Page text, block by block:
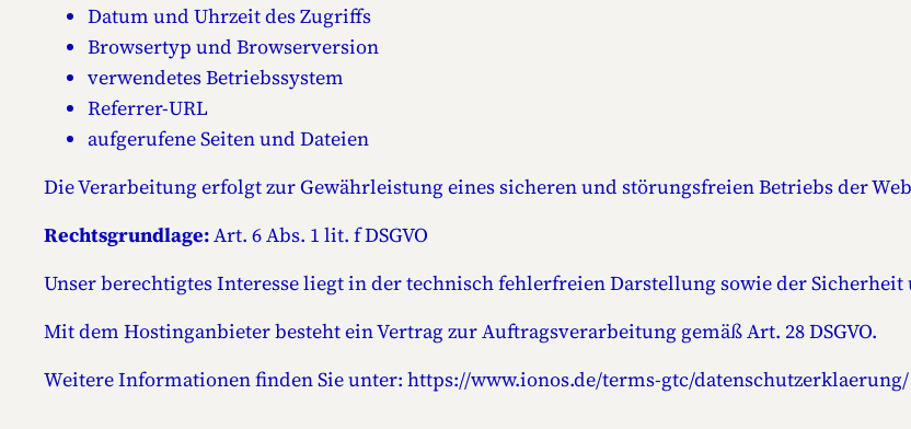
Datum und Uhrzeit des Zugriffs
Browsertyp und Browserversion
verwendetes Betriebssystem
Referrer-URL
aufgerufene Seiten und Dateien
Die Verarbeitung erfolgt zur Gewährleistung eines sicheren und störungsfreien Betriebs der
Rechtsgrundlage:Art. 6 Abs. 1 lit. f DSGVO
Unser berechtigtes Interesse liegt in der technisch fehlerfreien Darstellung sowie der
Mit dem Hostinganbieter besteht ein Vertrag zur Auftragsverarbeitung gemäß Art. 28 DSGVO.
Weitere Informationen finden Sie unter: https://www.ionos.de/terms-gtc/datenschutzerklaerung/